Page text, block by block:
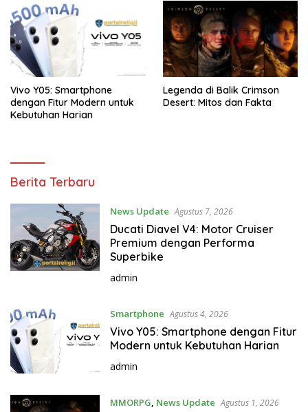
Vivo Y05: Smartphone
dengan Fitur Modern untuk
Kebutuhan Harian
Legenda di Balik Crimson
Desert: Mitos dan Fakta
l
a
Berita Terbaru
News Update Agustus 7, 2026
Ducati Diavel V4: Motor Cruiser
Premium dengan Performa
Superbike
admin
Smartphone Agustus 4, 2026
Vivo Y05: Smartphone dengan Fitur
Modern untuk Kebutuhan Harian
admin
MMORPG News Update Agustus 1, 2026